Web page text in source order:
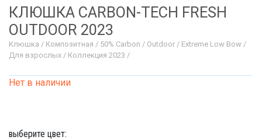
КЛЮШКА CARBON-TECH FRESH
OUTDOOR 2023
Клюшка / Композитная / 50% Carbon / Outdoor / Extreme Low Bow /
Для взрослых / Коллекция 2023 /
Нет в наличии
выберите цвет: